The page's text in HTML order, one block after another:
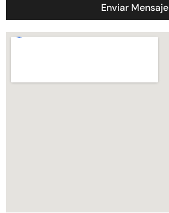
Enviar Mensaje